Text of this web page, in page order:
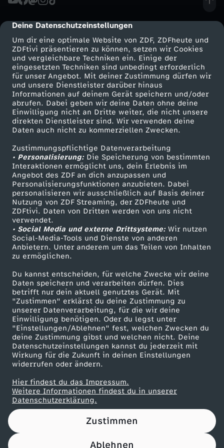
cmp-dialog-description
Deine Datenschutzeinstellungen
Um dir eine optimale Website von ZDF, ZDFheute und
ZDFtivi präsentieren zu können, setzen wir Cookies
und vergleichbare Techniken ein. Einige der
eingesetzten Techniken sind unbedingt erforderlich
für unser Angebot. Mit deiner Zustimmung dürfen wir
und unsere Dienstleister darüber hinaus
Informationen auf deinem Gerät speichern und/oder
abrufen. Dabei geben wir deine Daten ohne deine
Einwilligung nicht an Dritte weiter, die nicht unsere
direkten Dienstleister sind. Wir verwenden deine
Daten auch nicht zu kommerziellen Zwecken.
Zustimmungspflichtige Datenverarbeitung
• Personalisierung:Die Speicherung von bestimmten
Interaktionen ermöglicht uns, dein Erlebnis im
Angebot des ZDF an dich anzupassen und
Personalisierungsfunktionen anzubieten. Dabei
personalisieren wir ausschließlich auf Basis deiner
Nutzung von ZDF Streaming, der ZDFheute und
ZDFtivi. Daten von Dritten werden von uns nicht
verwendet.
• Social Media und externe Drittsysteme:Wir nutzen
Social-Media-Tools und Dienste von anderen
Anbietern. Unter anderem um das Teilen von Inhalten
zu ermöglichen.
Du kannst entscheiden, für welche Zwecke wir deine
Daten speichern und verarbeiten dürfen. Dies
betrifft nur dein aktuell genutztes Gerät. Mit
"Zustimmen" erklärst du deine Zustimmung zu
unserer Datenverarbeitung, für die wir deine
Einwilligung benötigen. Oder du legst unter
"Einstellungen/Ablehnen" fest, welchen Zwecken du
deine Zustimmung gibst und welchen nicht. Deine
Datenschutzeinstellungen kannst du jederzeit mit
Wirkung für die Zukunft in deinen Einstellungen
widerrufen oder ändern.
Hier findest du das Impressum.
Weitere Informationen findest du in unserer
Datenschutzerklärung.
Zustimmen
Ablehnen
m
V
e
r
s
a
n
d
h
a
u
s
z
u
m
d
e
e
r
i
c
e
-
D
i
e
T
r
i
c
k
s
d
e
e
n
C
h
a
m
p
i
o
n
s
y
s
t
e
m
-
B
l
i
c
k
h
i
n
e
r
O
-
W
i
r
t
s
c
h
a
f
t
i
n
s
a
t
t
g
o
l
d
d
S
t
o
r
i
e
s
u
s
,
G
l
a
m
o
u
r
,
s
c
h
ö
n
e
r
Mehr ZDF
ZDF-Apps
Smart TV
ZDFtext
Livestreams
Sendungen A-Z
TV-Programm
Service
ZDFmitreden
Kontakt zum ZDF
Tickets
Zuschauerservice
Hilfe
ZDF Unternehmen
Karriere
ZDF goes Schule
Werbefernsehen
Mainzelmännchen
Partner